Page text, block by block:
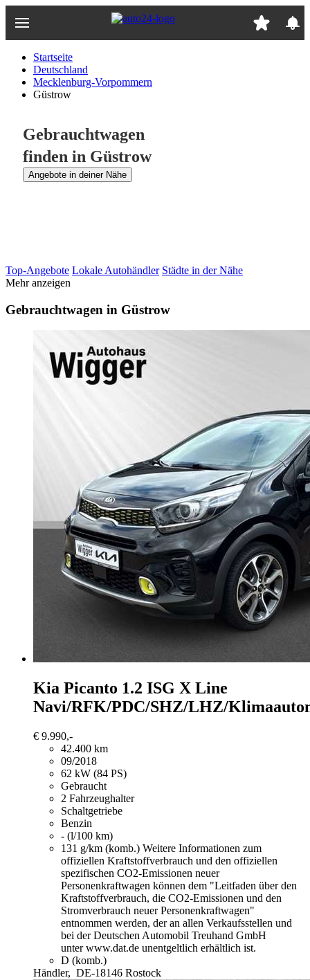
Hauptinhalt
Startseite
Deutschland
Mecklenburg-Vorpommern
Güstrow
Gebrauchtwagen
finden in Güstrow
Angebote in deiner Nähe
Top-Angebote Lokale Autohändler Städte in der Nähe
Mehr anzeigen
Gebrauchtwagen in Güstrow
Kia Picanto 1.2 ISG X Line
Navi/RFK/PDC/SHZ/LHZ/
€ 9.990,-
42.400 km
09/2018
62 kW (84 PS)
Gebraucht
2 Fahrzeughalter
Schaltgetriebe
Benzin
- (l/100 km)
131 g/km (komb.) Weitere Informationen zum
offiziellen Kraftstoffverbrauch und den offiziellen
spezifischen CO2-Emissionen neuer
Personenkraftwagen können dem "Leitfaden über den
Kraftstoffverbrauch, die CO2-Emissionen und den
Stromverbrauch neuer Personenkraftwagen"
entnommen werden, der an allen Verkaufsstellen und
bei der Deutschen Automobil Treuhand GmbH
unter www.dat.de unentgeltlich erhältlich ist.
D (komb.)
Händler, DE-18146 Rostock